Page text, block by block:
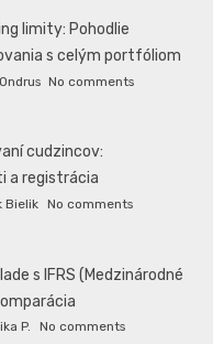
limity: Pohodlie
s celým portfóliom
No comments
cudzincov:
a registrácia
Bielik No comments
s IFRS (Medzinárodné
P. No comments